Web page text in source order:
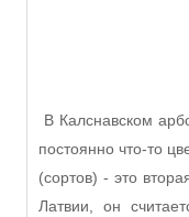
В Калснавском
постоянно что-то
(сортов) - это
Латвии, он